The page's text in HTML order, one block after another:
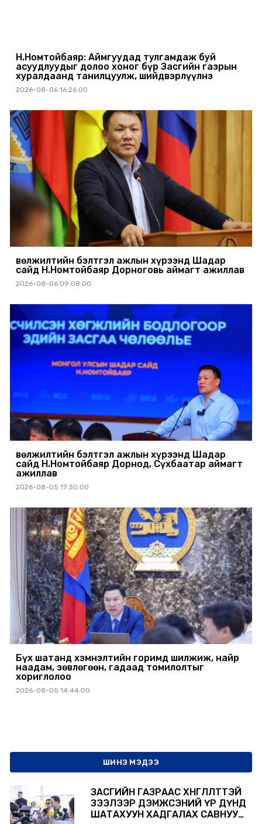
Н.Номтойбаяр: Аймгуудад тулгамдаж буй
асуудлуудыг долоо хоног бүр Засгийн газрын
хуралдаанд танилцуулж, шийдвэрлүүлнэ
2026-08-06 16:26:00
Өвөлжилтийн бэлтгэл ажлын хүрээнд Шадар
сайд Н.Номтойбаяр Дорноговь аймагт ажиллав
2026-08-06 09:08:00
Өвөлжилтийн бэлтгэл ажлын хүрээнд Шадар
сайд Н.Номтойбаяр Дорнод, Сүхбаатар аймагт
ажиллав
2026-08-05 17:30:00
Бүх шатанд хэмнэлтийн горимд шилжиж, найр
наадам, зөвлөгөөн, гадаад томилолтыг
хориглолоо
2026-08-05 14:44:00
ШИНЭ МЭДЭЭ
ЗАСГИЙН ГАЗРААС ХӨНГӨЛӨЛТТЭЙ
ЗЭЭЛЭЭР ДЭМЖСЭНИЙ ҮР ДҮНД
ШАТАХУУН ХАДГАЛАХ САВНУУД